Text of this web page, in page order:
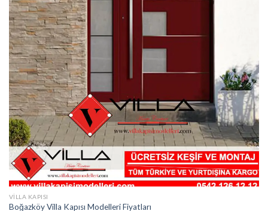
VILLA KAPISI
Boğazköy Villa Kapısı Modelleri Fiyatları